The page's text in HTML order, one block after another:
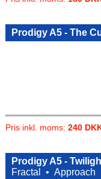
Prodigy A5 - The
Pris inkl. moms: 240
Prodigy A5 -
Fractal • Approach